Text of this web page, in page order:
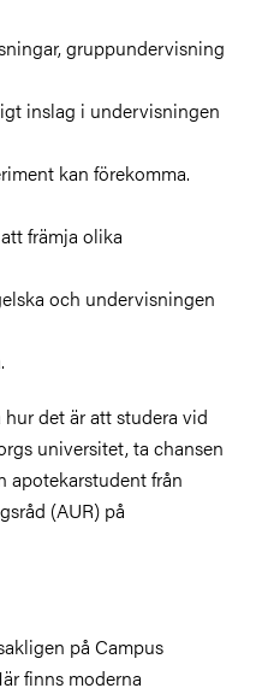
gruppundervisning
inslag i undervisningen
kan förekomma.
främja olika
och undervisningen
det är att studera vid
universitet, ta chansen
apotekarstudent från
(AUR) på
på Campus
finns moderna